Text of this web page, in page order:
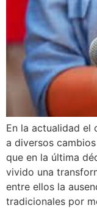
En la actualidad el
a diversos
que en la última
vivido una
entre ellos la
tradicionales por